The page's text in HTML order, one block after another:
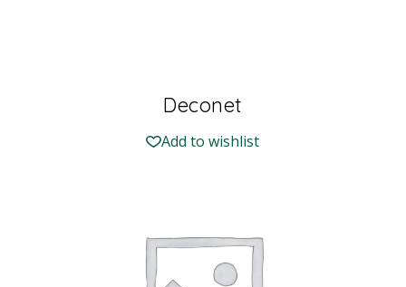
Deconet
Add to wishlist